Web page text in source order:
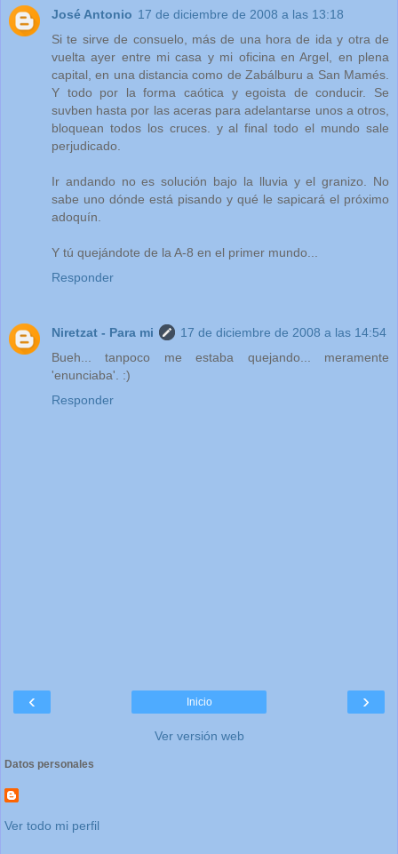
José Antonio 17 de diciembre de 2008 a las 13:18
Si te sirve de consuelo, más de una hora de ida y otra de
vuelta ayer entre mi casa y mi oficina en Argel, en plena
capital, en una distancia como de Zabálburu a San Mamés.
Y todo por la forma caótica y egoista de conducir. Se
suvben hasta por las aceras para adelantarse unos a otros,
bloquean todos los cruces. y al final todo el mundo sale
perjudicado.
Ir andando no es solución bajo la lluvia y el granizo. No
sabe uno dónde está pisando y qué le sapicará el próximo
adoquín.
Y tú quejándote de la A-8 en el primer mundo...
Responder
Niretzat - Para mi
17 de diciembre de 2008 a las 14:54
Bueh... tanpoco me estaba quejando... meramente
'enunciaba'. :)
Responder
‹ ›
Inicio
Ver versión web
Datos personales
Ver todo mi perfil